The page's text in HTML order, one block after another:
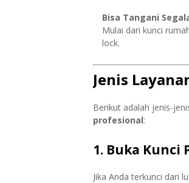
Bisa Tangani
Mulai dari kunci
lock.
Jenis
Berikut adalah jenis-
profesional:
1. Buka Kunci
Jika Anda terkunci dari